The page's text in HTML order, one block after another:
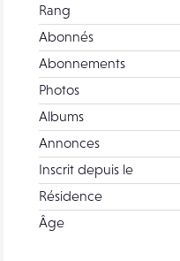
Rang
Abonnés
Abonnements
Photos
Albums
Annonces
Inscrit depuis le
Résidence
Âge